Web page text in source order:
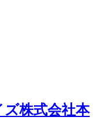
株式会社本